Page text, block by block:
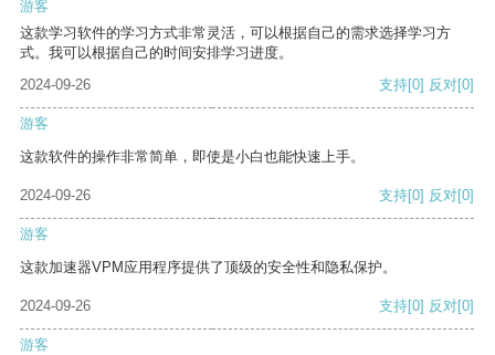
游客
这款学习软件的学习方式非常灵活，可以根据自己的需求选择学习方
式。我可以根据自己的时间安排学习进度。
2024-09-26
支持[0] 反对[0]
游客
这款软件的操作非常简单，即使是小白也能快速上手。
2024-09-26 支持[0] 反对[0]
游客
这款加速器VPM应用程序提供了顶级的安全性和隐私保护。
2024-09-26 支持[0] 反对[0]
游客